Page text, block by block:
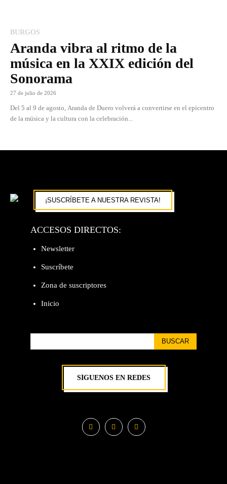
BURGOS
Aranda vibra al ritmo de la
música en la XXIX edición del
Sonorama
27 de julio de 2026
Del 5 al 9 de agosto, Aranda de Duero volverá a convertirse en el epicentro
de la música y la cultura con la celebración...
¡SUSCRÍBETE A NUESTRA REVISTA!
ACCESOS DIRECTOS:
Newsletter
Suscríbete
Zona de suscriptores
Inicio
BUSCAR
SÍGUENOS EN REDES